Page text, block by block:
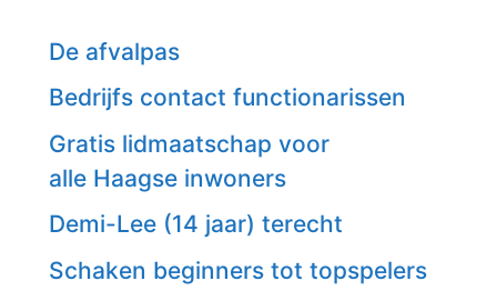
De afvalpas
Bedrijfs contact functionarissen
Gratis lidmaatschap voor
alle Haagse inwoners
Demi-Lee (14 jaar) terecht
Schaken beginners tot topspelers